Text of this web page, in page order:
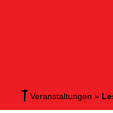
Veranstaltungen »